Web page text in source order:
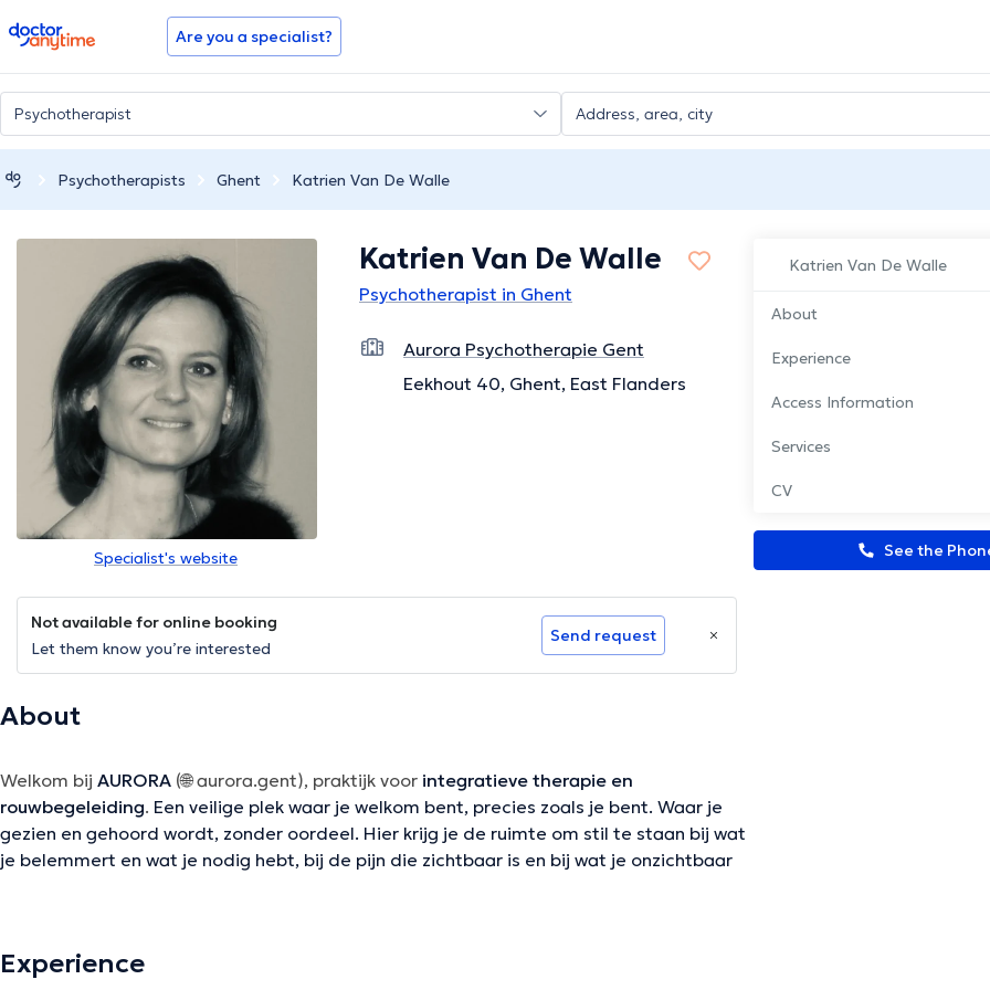
doctoranytime Are you a specialist?
Psychotherapists Ghent Katrien Van De Walle
Katrien Van De Walle
About
Experience
Access Information
Services
CV
See the
Specialist's website
Katrien Van De Walle
Psychotherapist in Ghent
Aurora Psychotherapie Gent
Eekhout 40, Ghent, East Flanders
Not available for online booking
Let them know you’re interested
Send request
About
Welkom bij AURORA (🌐 aurora.gent), praktijk voor integratieve therapie en
rouwbegeleiding. Een veilige plek waar je welkom bent, precies zoals je bent. Waar je
gezien en gehoord wordt, zonder oordeel. Hier krijg je de ruimte om stil te staan bij wat
je belemmert en wat je nodig hebt, bij de pijn die zichtbaar is en bij wat je onzichtbaar
Samen zoeken we naar
Experience